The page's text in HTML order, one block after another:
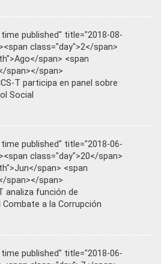
published" title="2018-08-
class="day">2</span>
span> <span
span></span>
T participa en panel sobre
Social
published" title="2018-06-
class="day">20</span>
span> <span
span></span>
analiza función de
Combate a la Corrupción
published" title="2018-06-